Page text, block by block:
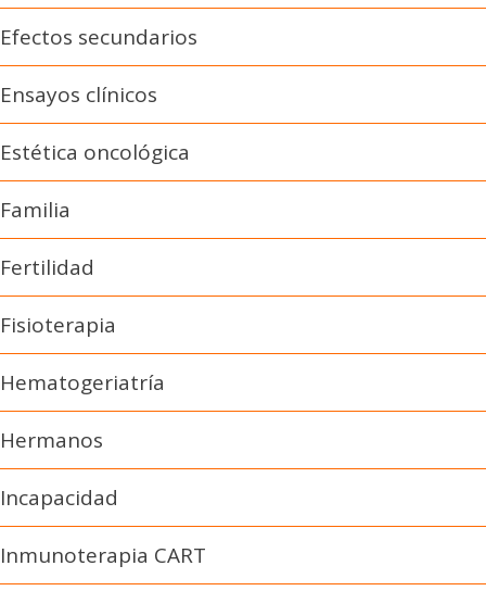
Efectos secundarios
Ensayos clínicos
Estética oncológica
Familia
Fertilidad
Fisioterapia
Hematogeriatría
Hermanos
Incapacidad
Inmunoterapia CART